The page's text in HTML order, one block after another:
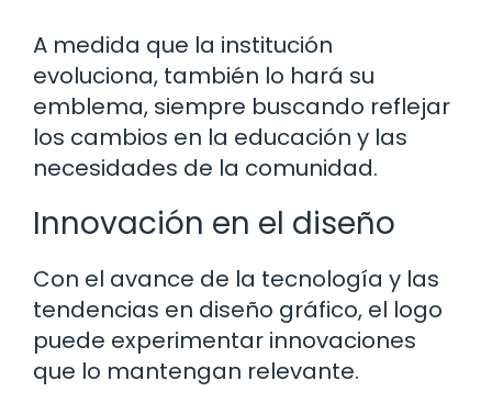
A medida que la institución
evoluciona, también lo hará su
emblema, siempre buscando reflejar
los cambios en la educación y las
necesidades de la comunidad.
Innovación en el diseño
Con el avance de la tecnología y las
tendencias en diseño gráfico, el logo
puede experimentar innovaciones
que lo mantengan relevante.